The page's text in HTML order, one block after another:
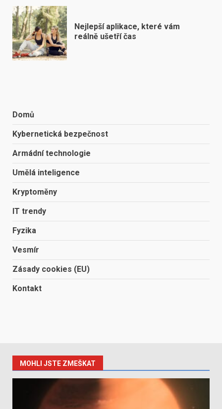
Nejlepší aplikace, které vám
reálně ušetří čas
Domů
Kybernetická bezpečnost
Armádní technologie
Umělá inteligence
Kryptoměny
IT trendy
Fyzika
Vesmír
Zásady cookies (EU)
Kontakt
MOHLI JSTE ZMEŠKAT